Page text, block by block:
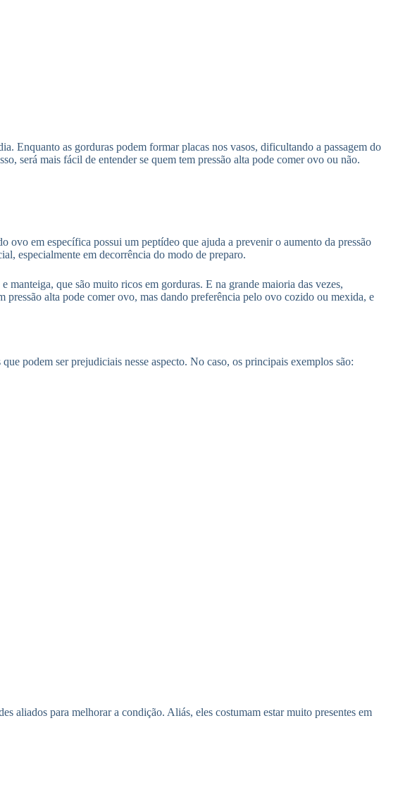
Enquanto as gorduras podem formar placas nos vasos, dificultando a passagem do
será mais fácil de entender se quem tem pressão alta pode comer ovo ou não.
em específica possui um peptídeo que ajuda a prevenir o aumento da pressão
especialmente em decorrência do modo de preparo.
que são muito ricos em gorduras. E na grande maioria das vezes,
alta pode comer ovo, mas dando preferência pelo ovo cozido ou mexida, e
podem ser prejudiciais nesse aspecto. No caso, os principais exemplos são:
aliados para melhorar a condição. Aliás, eles costumam estar muito presentes em